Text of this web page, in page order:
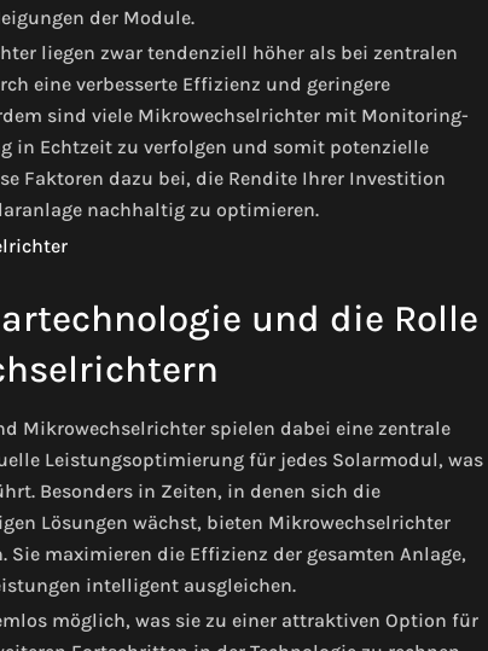
der Module.
liegen zwar tendenziell höher als bei zentralen
eine verbesserte Effizienz und geringere
sind viele Mikrowechselrichter mit Monitoring-
in Echtzeit zu verfolgen und somit potenzielle
Faktoren dazu bei, die Rendite Ihrer Investition
nachhaltig zu optimieren.
und die Rolle
Mikrowechselrichter spielen dabei eine zentrale
Leistungsoptimierung für jedes Solarmodul, was
Besonders in Zeiten, in denen sich die
Lösungen wächst, bieten Mikrowechselrichter
maximieren die Effizienz der gesamten Anlage,
intelligent ausgleichen.
möglich, was sie zu einer attraktiven Option für